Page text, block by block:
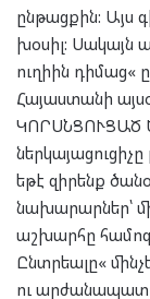
ընթացքին: Այս
խօսիլ: Սակայն
ուղիին դիմաց«
Հայաստանի
ԿՈՐՍՆՑՈՒՑԱԾ
ներկայացուցիչը
եթէ զիրենք
նախարարներ՝
աշխարհը
Ընտրեալը«
ու